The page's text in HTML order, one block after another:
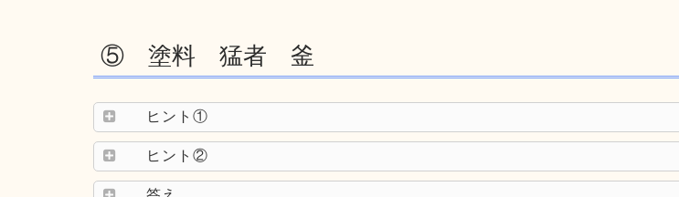
⑤ 塗料 猛者 釜
ヒント①
ヒント②